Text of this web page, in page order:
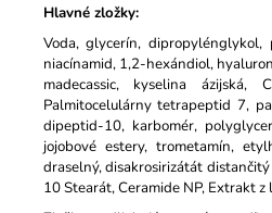
Hlavné zložky:
Voda, glycerín,
niacínamid, 1,2-hexándiol,
madecassic, kyselina ázijská,
Palmitocelulárny tetrapeptid 7,
dipeptid-10, karbomér,
jojobové estery, trometamín,
draselný, disakrosirizátát
10 Stearát, Ceramide NP, Extrakt